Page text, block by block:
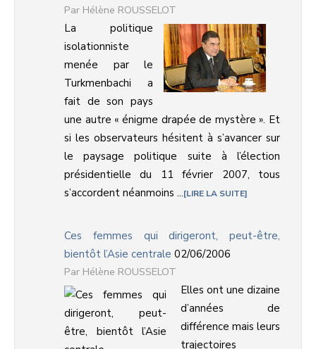
Hélène ROUSSELOT
La politique
isolationniste
menée par le
Turkmenbachi a
fait de son pays
une autre « énigme drapée de mystère ». Et
si les observateurs hésitent à s’avancer sur
le paysage politique suite à l’élection
présidentielle du 11 février 2007, tous
s’accordent néanmoins ... LIRE LA SUITE
Ces femmes qui dirigeront, peut-être,
bientôt l’Asie centrale 02/06/2006
Hélène ROUSSELOT
Elles ont une dizaine
d’années de
différence mais leurs
trajectoires